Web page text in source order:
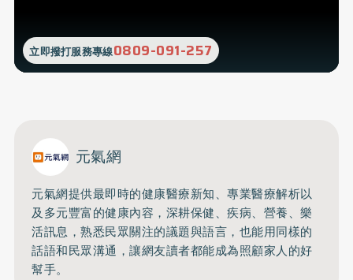
立即撥打服務專線0809-091-257
元氣網
元氣網提供最即時的健康醫療新知、專業醫療解析以
及多元豐富的健康內容，深耕保健、疾病、營養、樂
活訊息，熟悉民眾關注的議題與語言， 也能用同樣的
話語和民眾溝通，讓網友讀者都能成為照顧家人的好
幫手。